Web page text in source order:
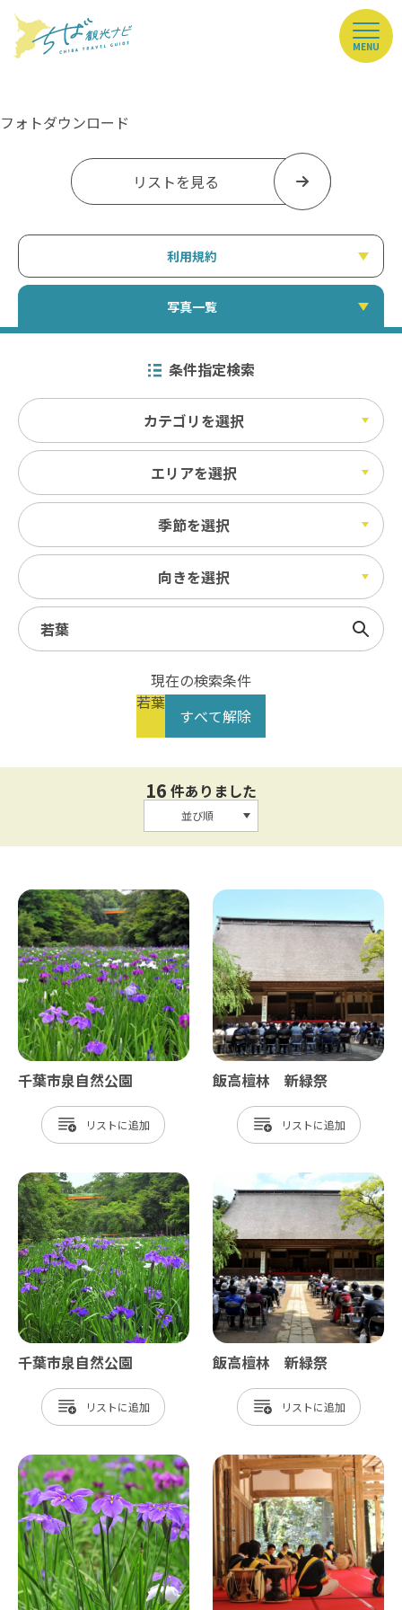
MENU
フォトダウンロード
リストを見る
利用規約
写真一覧
条件指定検索
カテゴリを選択
エリアを選択
季節を選択
向きを選択
検索
現在の検索条件
若葉
すべて解除
16 件ありました
並び順
千葉市泉自然公園
リスト
飯高檀林 新緑祭
リスト
千葉市泉自然公園
リスト
飯高檀林 新緑祭
リスト